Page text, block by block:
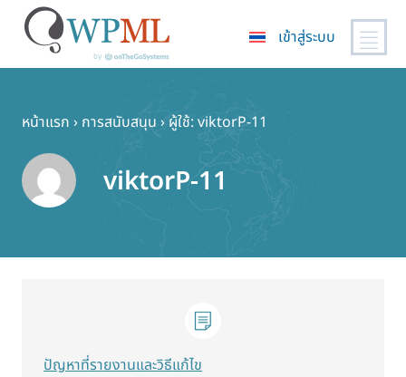
หลัก
เข้าสู่ระบบ
หน้าแรก › การสนับสนุน › ผู้ใช้: viktorP-11
viktorP-11
ปัญหาที่รายงานและวิธีแก้ไข